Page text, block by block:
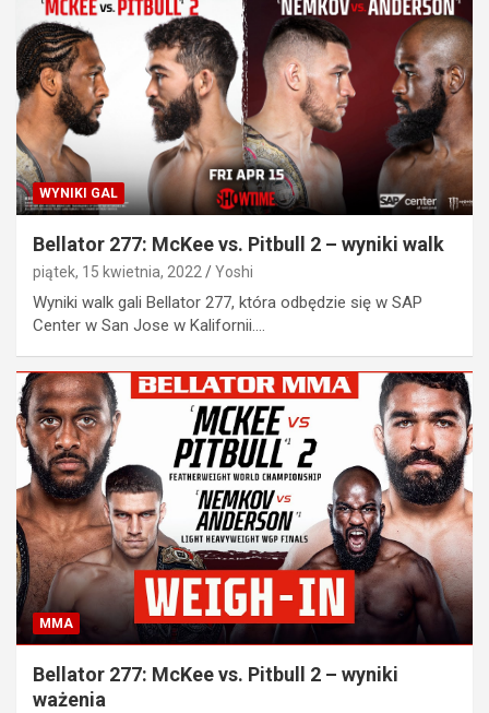
WYNIKI GAL
Bellator 277: McKee vs. Pitbull 2 – wyniki walk
piątek, 15 kwietnia, 2022 Yoshi
Wyniki walk gali Bellator 277, która odbędzie się w SAP
Center w San Jose w Kalifornii.…
MMA
Bellator 277: McKee vs. Pitbull 2 – wyniki
ważenia